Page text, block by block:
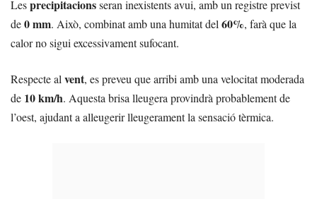
Lesprecipitacionsseran inexistents avui, amb un registre previst
de0 mm. Això, combinat amb una humitat del60%, farà que la
calor no sigui excessivament sufocant.
Respecte alvent, es preveu que arribi amb una velocitat moderada
de 10 km/h. Aquesta brisa lleugera provindrà probablement de
l’oest, ajudant a alleugerir lleugerament la sensació tèrmica.